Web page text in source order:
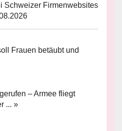
Schweizer Firmenwebsites
Frauen betäubt und
– Armee fliegt
... »